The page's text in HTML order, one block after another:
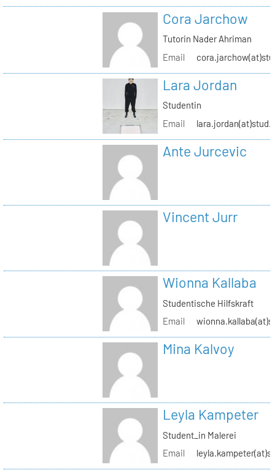
Cora Jarchow
Tutorin Nader Ahriman
Email
Lara Jordan
Studentin
Email
Ante Jurcevic
Vincent Jurr
Wionna Kallaba
Studentische Hilfskraft
Email
Mina Kalvoy
Leyla Kampeter
Student_in Malerei
Email